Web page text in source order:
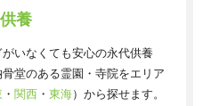
養
いなくても安心の永代供養
堂のある霊園・寺院をエリア
・ 関西・ 東海）から探せます。